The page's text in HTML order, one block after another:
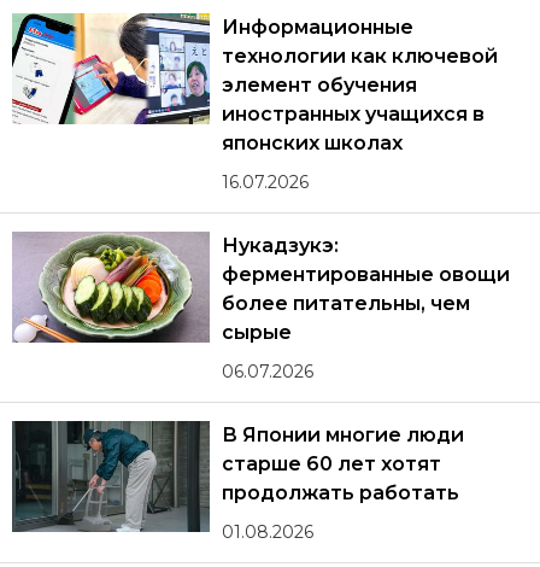
Информационные
технологии как ключевой
элемент обучения
иностранных учащихся в
японских школах
16.07.2026
Нукадзукэ:
ферментированные овощи
более питательны, чем
сырые
06.07.2026
В Японии многие люди
старше 60 лет хотят
продолжать работать
01.08.2026